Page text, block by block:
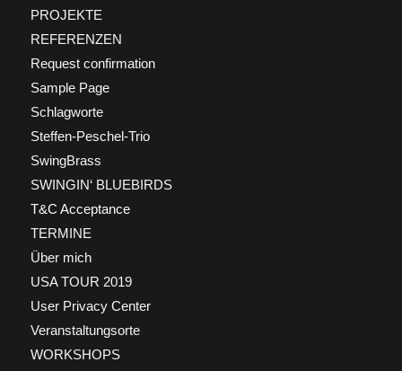
PROJEKTE
REFERENZEN
Request confirmation
Sample Page
Schlagworte
Steffen-Peschel-Trio
SwingBrass
SWINGIN‘ BLUEBIRDS
T&C Acceptance
TERMINE
Über mich
USA TOUR 2019
User Privacy Center
Veranstaltungsorte
WORKSHOPS